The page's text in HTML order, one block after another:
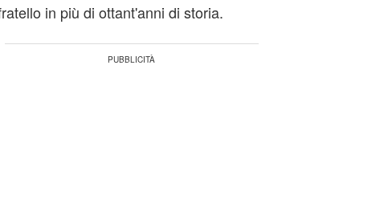
in più di ottant'anni di storia.